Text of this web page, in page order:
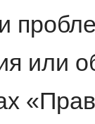
или